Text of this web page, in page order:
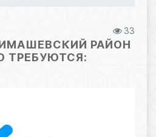
33
РАЙОН
ТРЕБУЮТСЯ: